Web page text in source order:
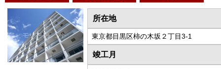
所在地
東京都目黒区柿の木坂２丁目3-1
竣工月